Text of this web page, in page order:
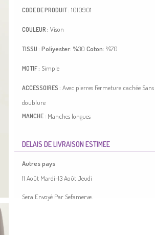
CODE DE PRODUIT : 1010901
COULEUR : Vison
TISSU : Poliyester: %30 Coton: %70
MOTIF : Simple
ACCESSOIRES : Avec pierres Fermeture cachée Sans
doublure
MANCHE : Manches longues
COUPE : Longueur:145 Taille du mannequin:
DELAIS DE LIVRAISON ESTIMEE
Autres pays
11 Août Mardi-13 Août Jeudi
Sera Envoyé Par Sefamerve.